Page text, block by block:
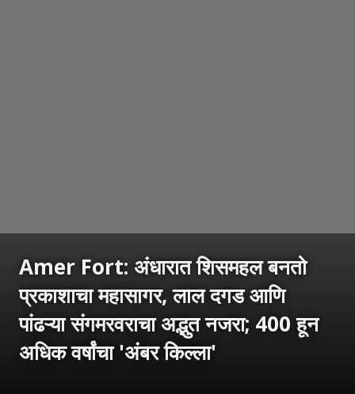
Amer Fort: अंधारात शिसमहल बनतो
प्रकाशाचा महासागर, लाल दगड आणि
पांढऱ्या संगमरवराचा अद्भुत नजरा; 400 हून
अधिक वर्षांचा 'अंबर किल्ला'